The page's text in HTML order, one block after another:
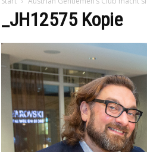
_JH12575 Kopie